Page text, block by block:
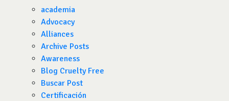
academia
Advocacy
Alliances
Archive Posts
Awareness
Blog Cruelty Free
Buscar Post
Certificación